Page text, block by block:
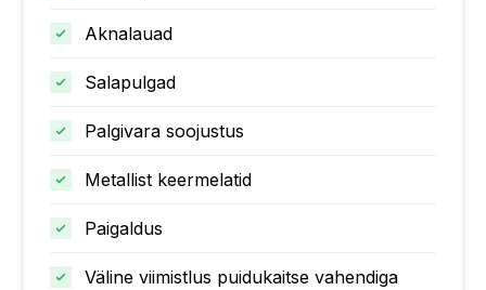
Aknalauad
Salapulgad
Palgivara soojustus
Metallist keermelatid
Paigaldus
Väline viimistlus puidukaitse vahendiga